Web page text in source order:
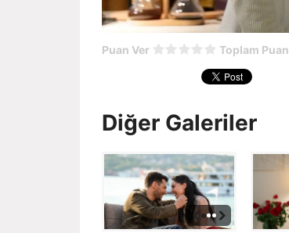
Puan Ver Toplam Puan
Diğer Galeriler